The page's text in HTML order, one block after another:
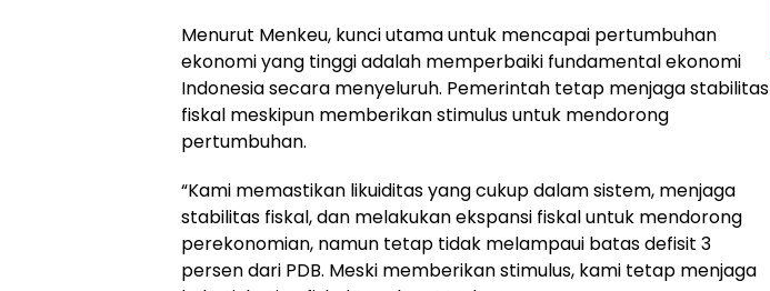
Menurut Menkeu, kunci utama untuk mencapai pertumbuhan
ekonomi yang tinggi adalah memperbaiki fundamental ekonomi
Indonesia secara menyeluruh. Pemerintah tetap menjaga stabilitas
fiskal meskipun memberikan stimulus untuk mendorong
pertumbuhan.
“Kami memastikan likuiditas yang cukup dalam sistem, menjaga
stabilitas fiskal, dan melakukan ekspansi fiskal untuk mendorong
perekonomian, namun tetap tidak melampaui batas defisit 3
persen dari PDB. Meski memberikan stimulus, kami tetap menjaga